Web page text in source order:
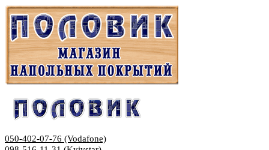
050-402-07-76 (Vodafone)